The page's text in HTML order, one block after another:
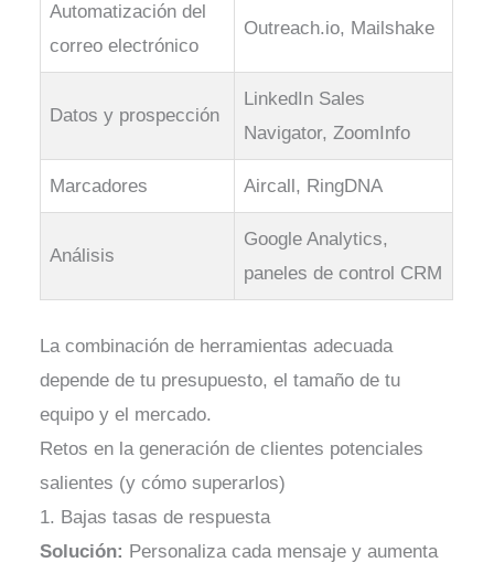
Automatización del
correo electrónico
Outreach.io, Mailshake
Datos y prospección
LinkedIn Sales
Navigator, ZoomInfo
Marcadores Aircall, RingDNA
Análisis
Google Analytics,
paneles de control CRM
La combinación de herramientas adecuada
depende de tu presupuesto, el tamaño de tu
equipo y el mercado.
Retos en la generación de clientes potenciales
salientes (y cómo superarlos)
1. Bajas tasas de respuesta
Solución: Personaliza cada mensaje y aumenta